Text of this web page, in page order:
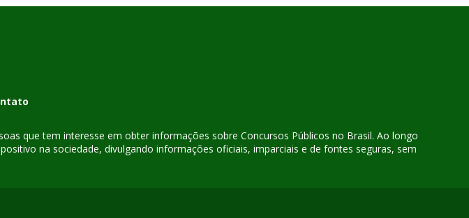
que tem interesse em obter informações sobre Concursos Públicos no Brasil. Ao longo
na sociedade, divulgando informações oficiais, imparciais e de fontes seguras, sem